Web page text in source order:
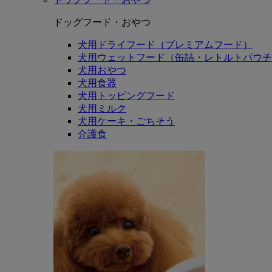
ドッグフード・おやつ
犬用ドライフード（プレミアムフード）
犬用ウェットフード（缶詰・レトルトパウ
犬用おやつ
犬用食器
犬用トッピングフード
犬用ミルク
犬用ケーキ・ごちそう
介護食